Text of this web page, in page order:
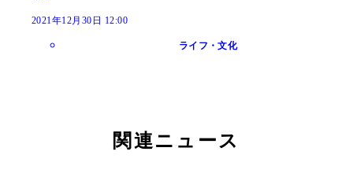
2021年12月30日 12:00
ライフ・文化
関連ニュース